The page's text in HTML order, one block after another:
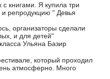
книгами. Я купила три
и репродукцию " Девья
организаторы сделали
и для детей"
Ульяна Базир
который проходил
атмосферно. Много